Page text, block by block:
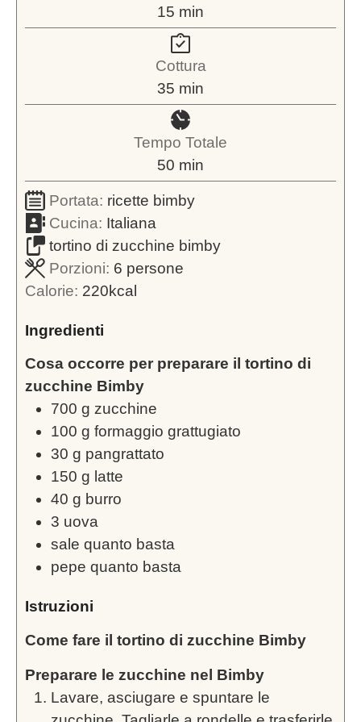
15 minuti
min
Cottura
35 minuti
min
Tempo Totale
50 minuti
min
Portata: ricette bimby
Cucina: Italiana
tortino di zucchine bimby
Porzioni: 6 persone
Calorie: 220kcal
Ingredienti
Cosa occorre per preparare il tortino di
zucchine Bimby
700 g zucchine
100 g formaggio grattugiato
30 g pangrattato
150 g latte
40 g burro
3 uova
sale quanto basta
pepe quanto basta
Istruzioni
Come fare il tortino di zucchine Bimby
Preparare le zucchine nel Bimby
Lavare, asciugare e spuntare le